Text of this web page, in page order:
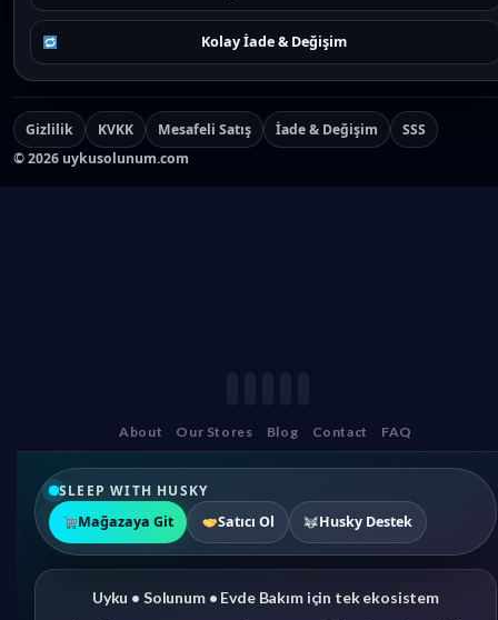
Kolay İade & Değişim
Gizlilik KVKK Mesafeli Satış İade & Değişim
SSS
©2026 uykusolunum.com
About Our Stores Blog Contact FAQ
SLEEP WITH HUSKY
Mağazaya Git
Satıcı Ol Husky Destek
Uyku • Solunum • Evde Bakım için tek ekosistem